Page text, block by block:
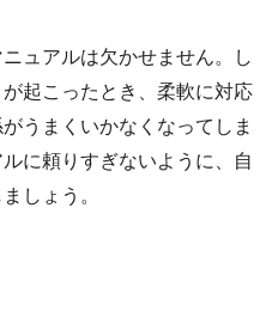
ュアルは欠かせません。し
起こったとき、柔軟に対応
うまくいかなくなってしま
に頼りすぎないように、自
しょう。